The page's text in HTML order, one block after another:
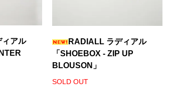
アル
RADIALL ラディアル
「SHOEBOX - ZIP UP
BLOUSON」
SOLD OUT